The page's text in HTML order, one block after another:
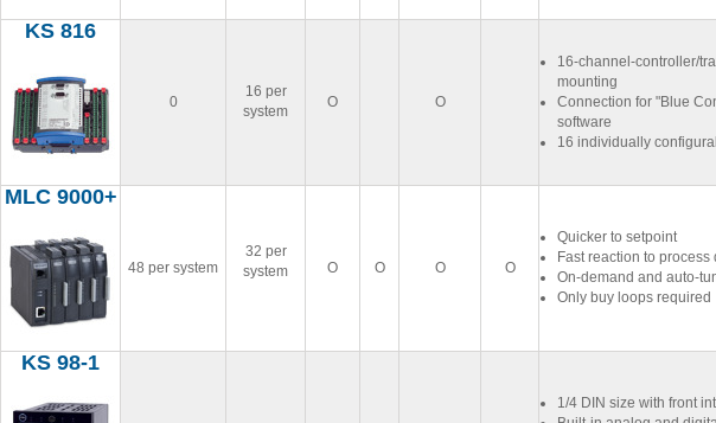
KS 816
0
16 per
system
Ο Ο
16-channel-controller/
mounting
Connection for "Blue
software
16 individually
MLC 9000+
48 per system
32 per
system
Ο Ο Ο Ο
Quicker to setpoint
Fast reaction to
On-demand and auto-
Only buy loops required
KS 98-1
1/4 DIN size with front